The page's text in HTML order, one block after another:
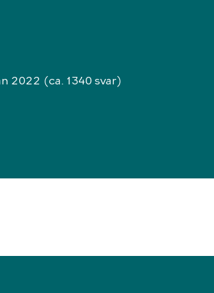
2022 (ca. 1340 svar)